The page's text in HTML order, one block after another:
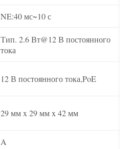
NE:40 мс~10 с
Тип. 2.6 Вт@12 В постоянного
тока
12 В постоянного тока,PoE
29 мм x 29 мм x 42 мм
A